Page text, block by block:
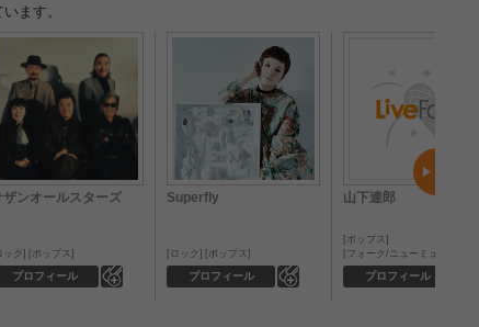
ます。
ザンオールスターズ
プロフィール
ック ポップス
Superfly
プロフィール
ロック ポップス
山下達郎
プロフィール
ポップス
フォーク/ニューミュージック